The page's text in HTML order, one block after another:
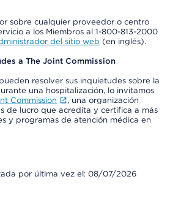
sobre cualquier proveedor o centro
a los Miembros al 1-800-813-2000
del sitio web (en inglés).
a The Joint Commission
resolver sus inquietudes sobre la
una hospitalización, lo invitamos
Commission
, una organización
de lucro que acredita y certifica a más
y programas de atención médica en
por última vez el: 08/07/2026